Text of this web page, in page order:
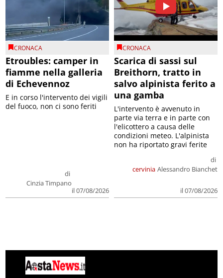
CRONACA
Etroubles: camper in
fiamme nella galleria
di Echevennoz
di
Cinzia Timpano
il 07/08/2026
E in corso l'intervento dei vigili
del fuoco, non ci sono feriti
CRONACA
Scarica di sassi sul
Breithorn, tratto in
salvo alpinista ferito a
una gamba
cervinia
di
Alessandro Bianchet
il 07/08/2026
L'intervento è avvenuto in
parte via terra e in parte con
l'elicottero a causa delle
condizioni meteo. L'alpinista
non ha riportato gravi ferite